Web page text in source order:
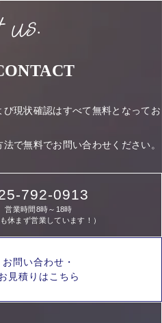
現状確認はすべて無料となってお
で無料でお問い合わせください。
792-0913
営業時間8時～18時
も休まず営業しています！）
お問い合わせ・
見積りはこちら